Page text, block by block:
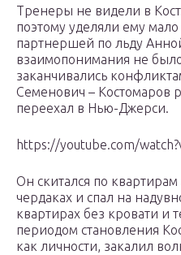
Тренеры не видели в
поэтому уделяли ему
партнершей по льду
взаимопонимания не
заканчивались
Семенович – Костомаров
переехал в Нью-Джерси.
https://youtube.com/
Он скитался по
чердаках и спал на
квартирах без кровати и
периодом становления
как личности, закалил